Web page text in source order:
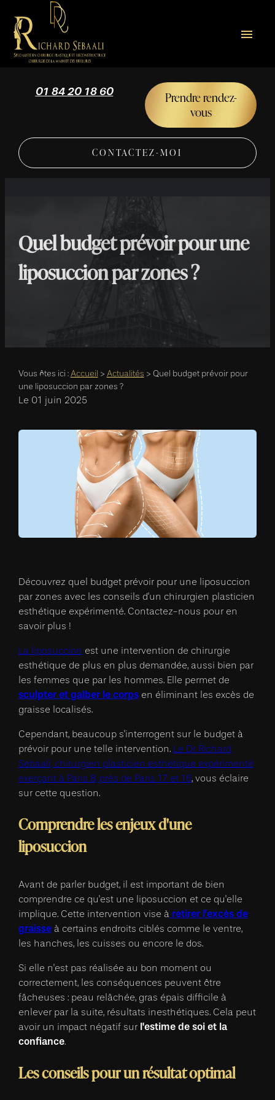
menu
01 84 20 18 60
Prendre rendez-
vous
CONTACTEZ-MOI
Quel budget prévoir pour une
liposuccion par zones ?
Vous êtes ici : Accueil > Actualités > Quel budget prévoir pour
une liposuccion par zones ?
Le 01 juin 2025
Découvrez quel budget prévoir pour une liposuccion
par zones avec les conseils d'un chirurgien plasticien
esthétique expérimenté. Contactez-nous pour en
savoir plus !
La liposuccion est une intervention de chirurgie
esthétique de plus en plus demandée, aussi bien par
les femmes que par les hommes. Elle permet de
sculpter et galber le corpsen éliminant les excès de
graisse localisés.
Cependant, beaucoup s'interrogent sur le budget à
prévoir pour une telle intervention. Le Dr Richard
Sebaali, chirurgien plasticien esthétique expérimenté
exerçant à Paris 8, près de Paris 17 et 16, vous éclaire
sur cette question.
Comprendre les enjeux d'une
liposuccion
Avant de parler budget, il est important de bien
comprendre ce qu'est une liposuccion et ce qu'elle
implique. Cette intervention vise à retirer l'excès de
graisseà certains endroits ciblés comme le ventre,
les hanches, les cuisses ou encore le dos.
Si elle n'est pas réalisée au bon moment ou
correctement, les conséquences peuvent être
fâcheuses : peau relâchée, gras épais difficile à
enlever par la suite, résultats inesthétiques. Cela peut
avoir un impact négatif sur l'estime de soi et la
confiance.
Les conseils pour un résultat optimal
Panneau de gestion des cookies